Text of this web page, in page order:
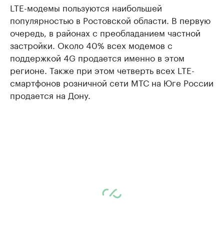
LTE-модемы пользуются наибольшей
популярностью в Ростовской области. В первую
очередь, в районах с преобладанием частной
застройки. Около 40% всех модемов с
поддержкой 4G продается именно в этом
регионе. Также при этом четверть всех LTE-
смартфонов розничной сети МТС на Юге России
продается на Дону.